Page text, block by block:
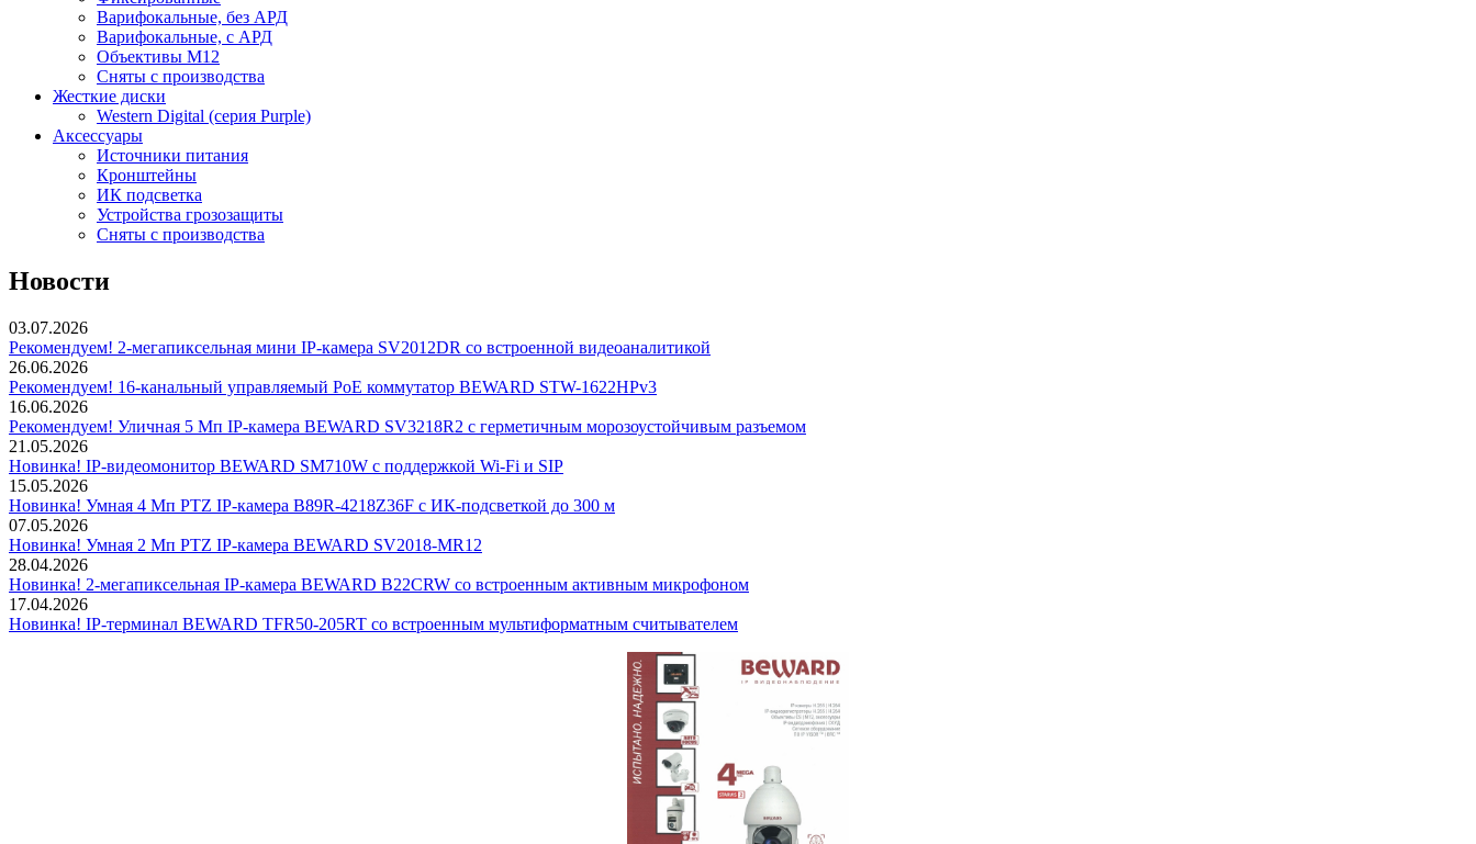
Варифокальные, без АРД
Варифокальные, с АРД
Объективы M12
Сняты с производства
Жесткие диски
Western Digital (серия Purple)
Аксессуары
Источники питания
Кронштейны
ИК подсветка
Устройства грозозащиты
Сняты с производства
Новости
03.07.2026
Рекомендуем! 2-мегапиксельная мини IP-камера SV2012DR со встроенной видеоаналитикой
26.06.2026
Рекомендуем! 16-канальный управляемый PoE коммутатор BEWARD STW-1622HPv3
16.06.2026
Рекомендуем! Уличная 5 Мп IP-камера BEWARD SV3218R2 с герметичным морозоустойчивым разъемом
21.05.2026
Новинка! IP-видеомонитор BEWARD SM710W с поддержкой Wi-Fi и SIP
15.05.2026
Новинка! Умная 4 Мп PTZ IP-камера B89R-4218Z36F с ИК-подсветкой до 300 м
07.05.2026
Новинка! Умная 2 Мп PTZ IP-камера BEWARD SV2018-MR12
28.04.2026
Новинка! 2-мегапиксельная IP-камера BEWARD B22CRW со встроенным активным микрофоном
17.04.2026
Новинка! IP-терминал BEWARD TFR50-205RT со встроенным мультиформатным считывателем